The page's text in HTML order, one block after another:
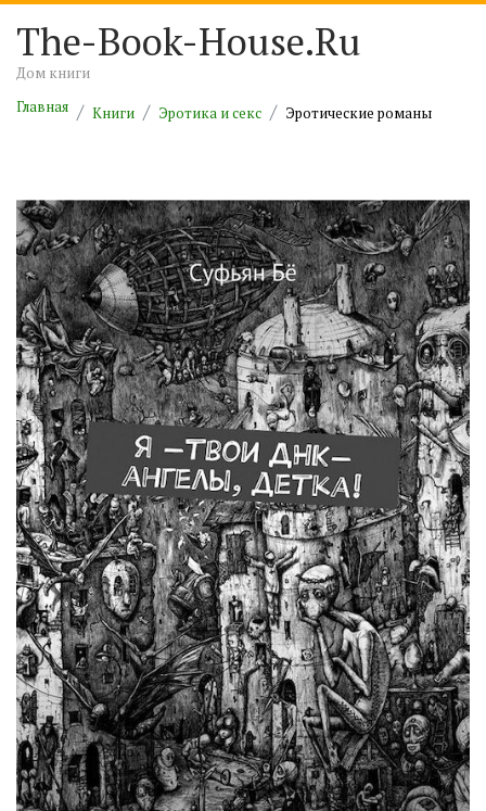
The-Book-House.Ru
Дом книги
Главная
Книги Эротика и секс Эротические романы